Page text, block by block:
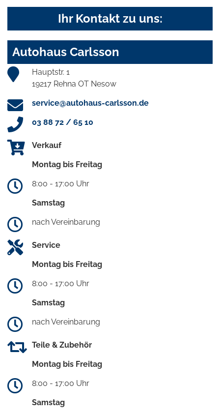
Ihr Kontakt zu uns:
Autohaus Carlsson
Hauptstr. 1
19217 Rehna OT Nesow
service@autohaus-carlsson.de
03 88 72 / 65 10
Verkauf
Montag bis Freitag
8:00 - 17:00 Uhr
Samstag
nach Vereinbarung
Service
Montag bis Freitag
8:00 - 17:00 Uhr
Samstag
nach Vereinbarung
Teile & Zubehör
Montag bis Freitag
8:00 - 17:00 Uhr
Samstag